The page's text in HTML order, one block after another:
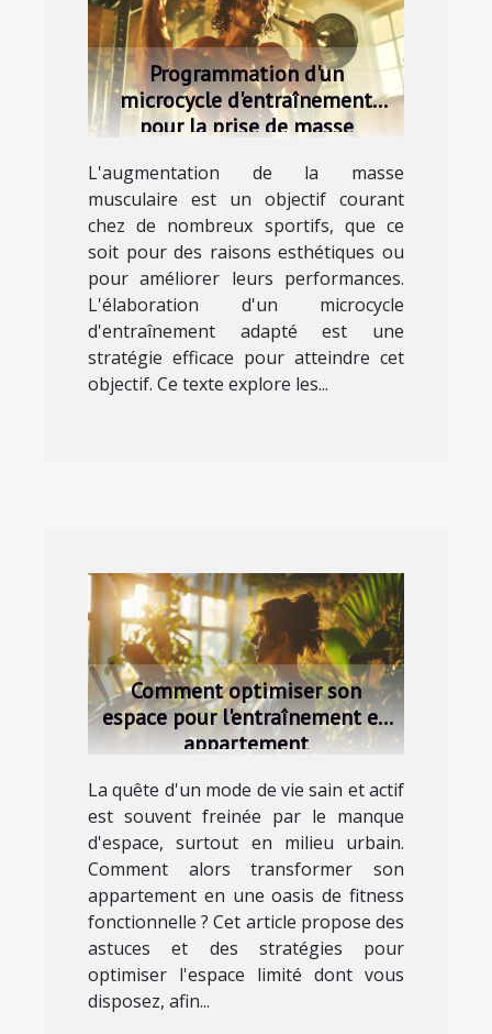
Programmation d'un
microcycle d'entraînement
pour la prise de masse
L'augmentation de la masse
musculaire est un objectif courant
chez de nombreux sportifs, que ce
soit pour des raisons esthétiques ou
pour améliorer leurs performances.
L'élaboration d'un microcycle
d'entraînement adapté est une
stratégie efficace pour atteindre cet
objectif. Ce texte explore les...
Comment optimiser son
espace pour l'entraînement en
appartement
La quête d'un mode de vie sain et actif
est souvent freinée par le manque
d'espace, surtout en milieu urbain.
Comment alors transformer son
appartement en une oasis de fitness
fonctionnelle ? Cet article propose des
astuces et des stratégies pour
optimiser l'espace limité dont vous
disposez, afin...